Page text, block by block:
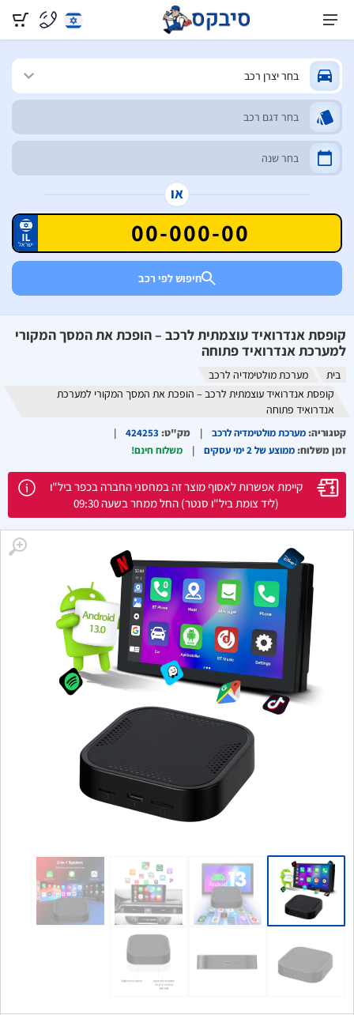
או
חיפוש לפי רכב
קופסת אנדרואיד עוצמתית לרכב – הופכת את המסך המקורי
למערכת אנדרואיד פתוחה
בית
מערכת מולטימדיה לרכב
קופסת אנדרואיד עוצמתית לרכב – הופכת את המסך המקורי למערכת
אנדרואיד פתוחה
קטגוריה:מערכת מולטימדיה לרכב מק"ט:
זמן משלוח:ממוצע של 2 ימי עסקים משלוח חינם!
קיימת אפשרות לאסוף מוצר זה במחסני החברה בכפר ביל"ו
(ליד צומת ביל"ו סנטר) החל ממחר בשעה 09:30